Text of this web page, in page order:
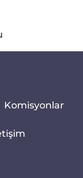
Komisyonlar